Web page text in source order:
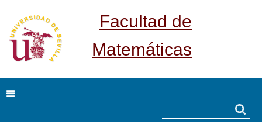
Facultad de
Matemáticas